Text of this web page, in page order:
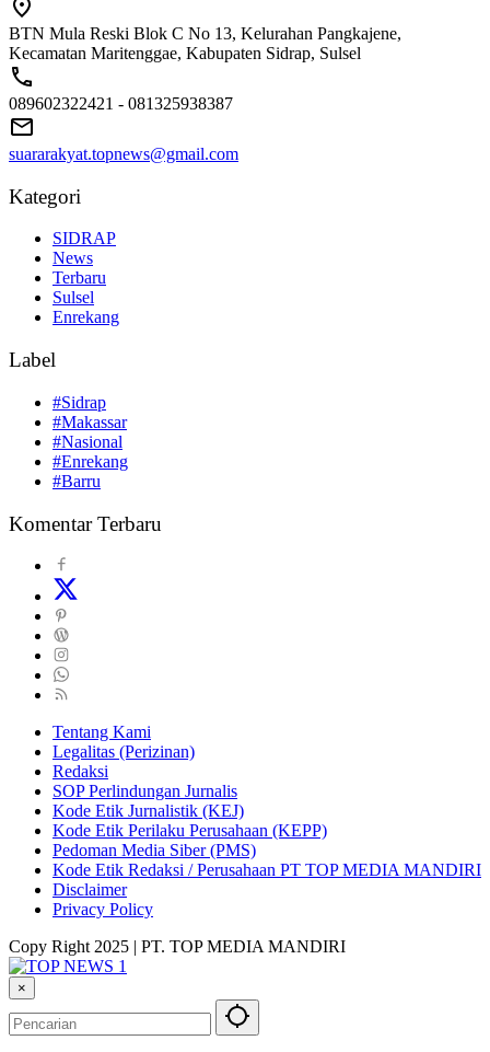
BTN Mula Reski Blok C No 13, Kelurahan Pangkajene,
Kecamatan Maritenggae, Kabupaten Sidrap, Sulsel
089602322421 - 081325938387
suararakyat.topnews@gmail.com
Kategori
SIDRAP
News
Terbaru
Sulsel
Enrekang
Label
#Sidrap
#Makassar
#Nasional
#Enrekang
#Barru
Komentar Terbaru
Tentang Kami
Legalitas (Perizinan)
Redaksi
SOP Perlindungan Jurnalis
Kode Etik Jurnalistik (KEJ)
Kode Etik Perilaku Perusahaan (KEPP)
Pedoman Media Siber (PMS)
Kode Etik Redaksi / Perusahaan PT TOP MEDIA MANDIRI
Disclaimer
Privacy Policy
Copy Right 2025 | PT. TOP MEDIA MANDIRI
×